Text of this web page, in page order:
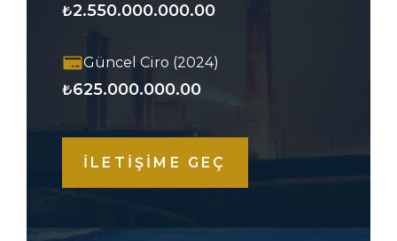
₺2.550.000.000.00
Güncel Ciro (2024)
₺625.000.000.00
İLETİŞİME GEÇ